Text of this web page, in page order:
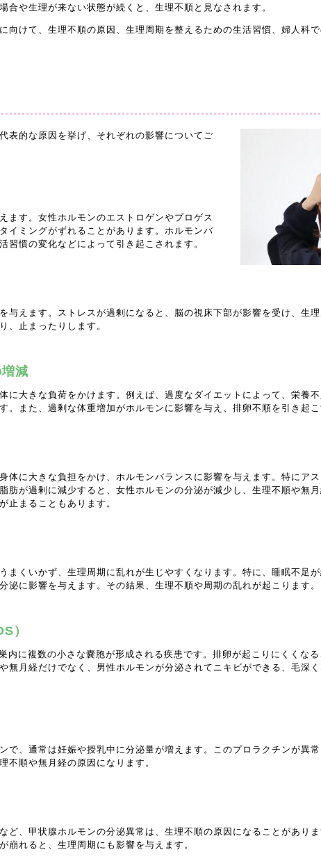
合や生理が来ない状態が続くと、生理不順と見なされます。
向けて、生理不順の原因、生理周期を整えるための生活習慣、婦人科
表的な原因を挙げ、それぞれの影響についてご
ます。女性ホルモンのエストロゲンやプロゲス
イミングがずれることがあります。ホルモンバ
習慣の変化などによって引き起こされます。
与えます。ストレスが過剰になると、脳の視床下部が影響を受け、生
、止まったりします。
減
に大きな負荷をかけます。例えば、過度なダイエットによって、栄養
。また、過剰な体重増加がホルモンに影響を与え、排卵不順を引き起こ
体に大きな負担をかけ、ホルモンバランスに影響を与えます。特にア
肪が過剰に減少すると、女性ホルモンの分泌が減少し、生理不順や無
止まることもあります。
まくいかず、生理周期に乱れが生じやすくなります。特に、睡眠不足
泌に影響を与えます。その結果、生理不順や周期の乱れが起こります。
）
内に複数の小さな嚢胞が形成される疾患です。排卵が起こりにくくなる
無月経だけでなく、男性ホルモンが分泌されてニキビができる、毛深
で、通常は妊娠や授乳中に分泌量が増えます。このプロラクチンが異
不順や無月経の原因になります。
ど、甲状腺ホルモンの分泌異常は、生理不順の原因になることがあり
崩れると、生理周期にも影響を与えます。